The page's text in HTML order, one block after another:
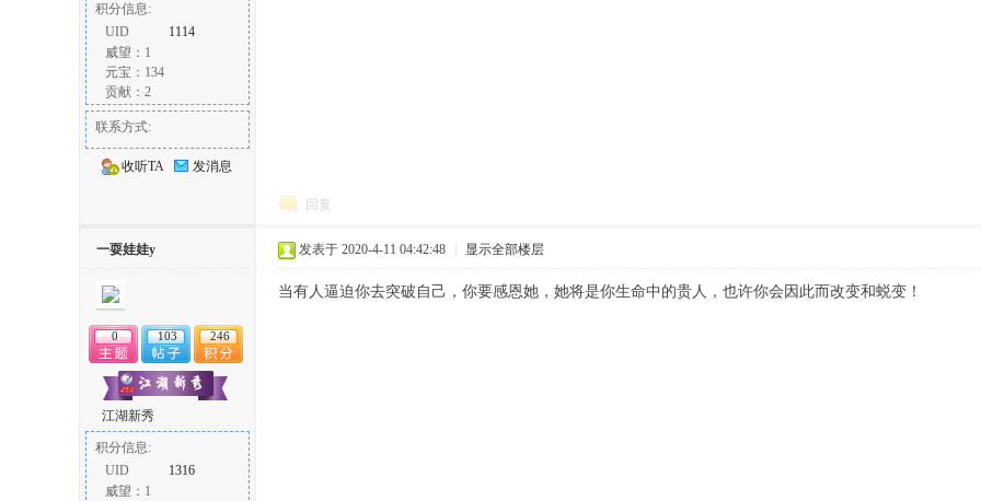
论
积分信息:
UID
1114
威望：1
元宝：134
贡献：2
联系方式:
收听TA 发消息
回复
一耍娃娃y
0 103 246
江湖新秀
积分信息:
UID
1316
威望：1
发表于 2020-4-11 04:42:48 显示全部楼层
当有人逼迫你去突破自己，你要感恩她，她将是你生命中的贵人，也许你会因此而改变和蜕变！